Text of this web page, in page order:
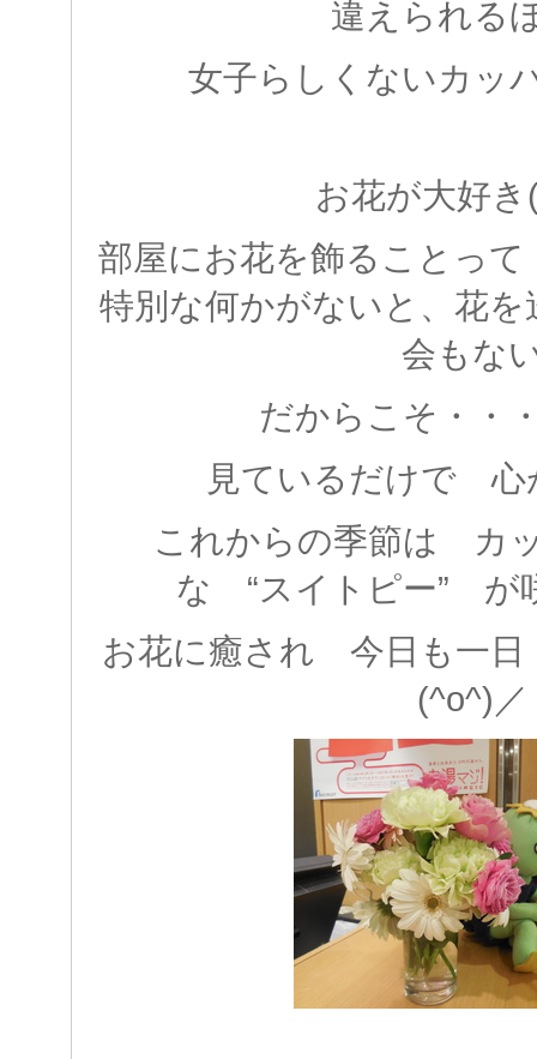
違えられ
女子らしくないカッ
お花が大好き
部屋にお花を飾ることっ
特別な何かがないと、花
会もな
だからこそ・・
見ているだけで 心
これからの季節は カ
な “スイトピー” が
お花に癒され 今日も一
(^o^)／